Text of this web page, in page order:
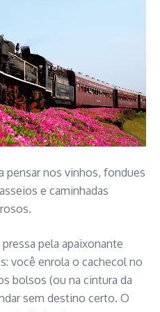
pensar nos vinhos, fondues
e caminhadas
pela apaixonante
você enrola o cachecol no
bolsos (ou na cintura da
sem destino certo. O